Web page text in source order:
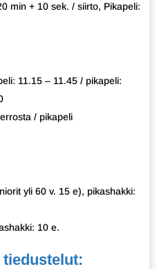
min + 10 sek. / siirto, Pikapeli:
11.15 – 11.45 / pikapeli:
/ pikapeli
yli 60 v. 15 e), pikashakki:
10 e.